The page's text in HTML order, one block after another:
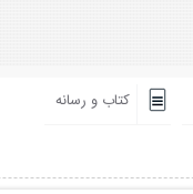
کتاب و رسانه